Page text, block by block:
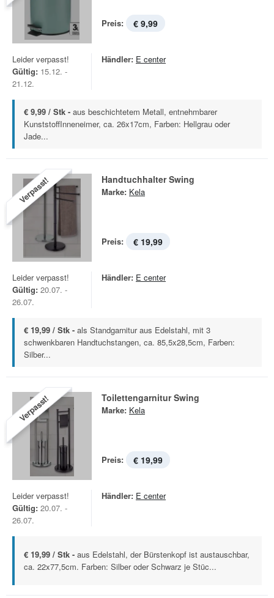
Preis: € 9,99
Leider verpasst!
Gültig: 15.12. -
21.12.
Händler: E center
€ 9,99 / Stk - aus beschichtetem Metall, entnehmbarer
KunststoffInneneimer, ca. 26x17cm, Farben: Hellgrau oder
Jade...
Verpasst! Handtuchhalter Swing
Marke: Kela
Preis: € 19,99
Leider verpasst!
Gültig: 20.07. -
26.07.
Händler: E center
€ 19,99 / Stk - als Standgarnitur aus Edelstahl, mit 3
schwenkbaren Handtuchstangen, ca. 85,5x28,5cm, Farben:
Silber...
Verpasst! Toilettengarnitur Swing
Marke: Kela
Preis: € 19,99
Leider verpasst!
Gültig: 20.07. -
26.07.
Händler: E center
€ 19,99 / Stk - aus Edelstahl, der Bürstenkopf ist austauschbar,
ca. 22x77,5cm. Farben: Silber oder Schwarz je Stüc...